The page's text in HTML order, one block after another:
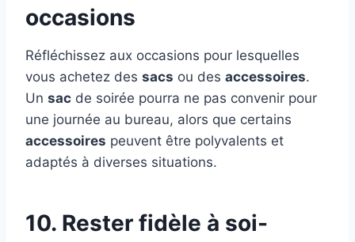
occasions
Réfléchissez aux occasions pour lesquelles
vous achetez des sacs ou des accessoires.
Un sac de soirée pourra ne pas convenir pour
une journée au bureau, alors que certains
accessoires peuvent être polyvalents et
adaptés à diverses situations.
10. Rester fidèle à soi-